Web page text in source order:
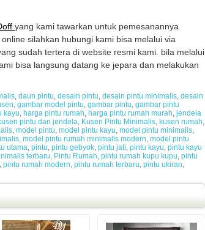
yang kami tawarkan untuk pemesanannya
silahkan hubungi kami bisa melalui via
sudah tertera di website resmi kami. bila melalui
bisa langsung datang ke jepara dan melakukan
, daun pintu, desain pintu, desain pintu minimalis, desain
, gambar model pintu, gambar pintu, gambar pintu
kayu, harga pintu rumah, harga pintu rumah murah, jendela
pintu dan jendela, Kusen Pintu Minimalis, kusen rumah,
, model pintu, model pintu kayu, model pintu minimalis,
, model pintu rumah minimalis modern, model pintu
utama, pintu, pintu gebyok, pintu jati, pintu kayu, pintu kayu
terbaru, Pintu Rumah, pintu rumah kupu kupu, pintu
, pintu rumah modern, pintu rumah terbaru, pintu ukiran,